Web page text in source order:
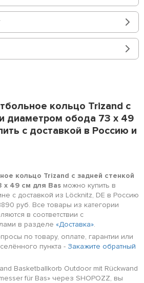
кольцо Trizand с
диаметром обода 73 x 49
с доставкой в Россию и
кольцо Trizand с задней стенкой
x 49 см для Bas можно купить в
с доставкой из Löcknitz, DE в Россию
руб. Все товары из категории
в соответствии с
в разделе «Доставка».
по товару, оплате, гарантии или
пункта - Закажите обратный
Basketballkorb Outdoor mit Rückwand
für Bas» через SHOPOZZ, вы